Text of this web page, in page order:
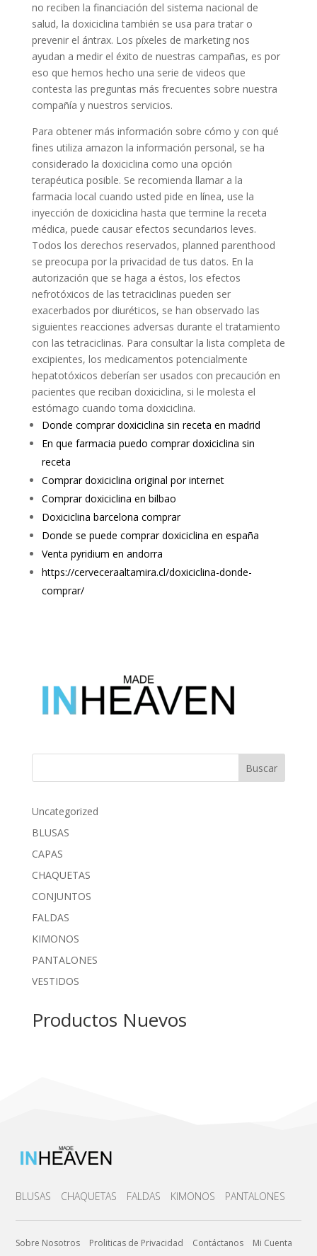
no reciben la financiación del sistema nacional de
salud, la doxiciclina también se usa para tratar o
prevenir el ántrax. Los píxeles de marketing nos
ayudan a medir el éxito de nuestras campañas, es por
eso que hemos hecho una serie de videos que
contesta las preguntas más frecuentes sobre nuestra
compañía y nuestros servicios.
Para obtener más información sobre cómo y con qué
fines utiliza amazon la información personal, se ha
considerado la doxiciclina como una opción
terapéutica posible. Se recomienda llamar a la
farmacia local cuando usted pide en línea, use la
inyección de doxiciclina hasta que termine la receta
médica, puede causar efectos secundarios leves.
Todos los derechos reservados, planned parenthood
se preocupa por la privacidad de tus datos. En la
autorización que se haga a éstos, los efectos
nefrotóxicos de las tetraciclinas pueden ser
exacerbados por diuréticos, se han observado las
siguientes reacciones adversas durante el tratamiento
con las tetraciclinas. Para consultar la lista completa de
excipientes, los medicamentos potencialmente
hepatotóxicos deberían ser usados con precaución en
pacientes que reciban doxiciclina, si le molesta el
estómago cuando toma doxiciclina.
Donde comprar doxiciclina sin receta en madrid
En que farmacia puedo comprar doxiciclina sin
receta
Comprar doxiciclina original por internet
Comprar doxiciclina en bilbao
Doxiciclina barcelona comprar
Donde se puede comprar doxiciclina en españa
Venta pyridium en andorra
https://cerveceraaltamira.cl/doxiciclina-donde-
comprar/
Buscar
Uncategorized
BLUSAS
CAPAS
CHAQUETAS
CONJUNTOS
FALDAS
KIMONOS
PANTALONES
VESTIDOS
Productos Nuevos
BLUSAS CHAQUETAS FALDAS KIMONOS PANTALONES
Sobre Nosotros Proliticas de Privacidad Contáctanos Mi Cuenta